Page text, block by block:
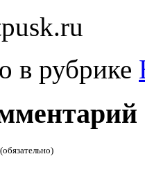
в рубрике